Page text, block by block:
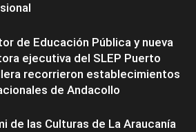
de Educación Pública y nueva
ejecutiva del SLEP Puerto
recorrieron establecimientos
de Andacollo
de las Culturas de La Araucanía